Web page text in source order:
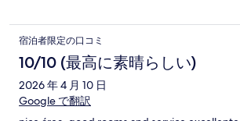
宿泊者限定の口コミ
10/10 (最高に素晴らしい)
2026 年 4 月 10 日
Google で翻訳